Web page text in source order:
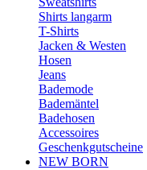
Shirts langarm
T-Shirts
Jacken & Westen
Hosen
Jeans
Bademode
Bademäntel
Badehosen
Accessoires
Geschenkgutscheine
NEW BORN